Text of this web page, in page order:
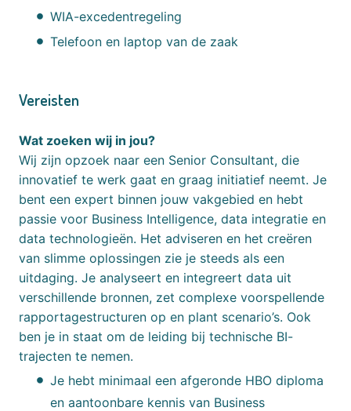
WIA-excedentregeling
Telefoon en laptop van de zaak
Vereisten
Wat zoeken wij in jou?
Wij zijn opzoek naar een Senior Consultant, die
innovatief te werk gaat en graag initiatief neemt. Je
bent een expert binnen jouw vakgebied en hebt
passie voor Business Intelligence, data integratie en
data technologieën. Het adviseren en het creëren
van slimme oplossingen zie je steeds als een
uitdaging. Je analyseert en integreert data uit
verschillende bronnen, zet complexe voorspellende
rapportagestructuren op en plant scenario’s. Ook
ben je in staat om de leiding bij technische BI-
trajecten te nemen.
Je hebt minimaal een afgeronde HBO diploma
en aantoonbare kennis van Business